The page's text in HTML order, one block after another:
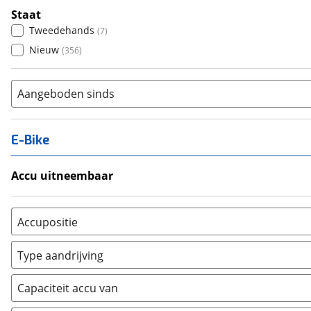
Staat
Tweedehands (7)
Nieuw (356)
Aangeboden sinds
E-Bike
Accu uitneembaar
Nee, vast (0)
Accupositie
Bagagedrager (127)
Frame (3 )
Vloer (0
Achterbank (0)
Type aandrijving
Achterwiel (0)
Trapas
Capaciteit accu van